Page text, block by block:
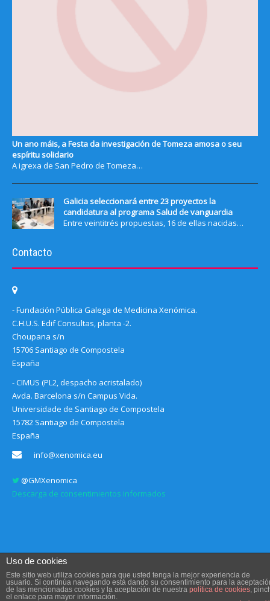
Un ano máis, a Festa da investigación de Tomeza amosa o seu
espíritu solidario
A igrexa de San Pedro de Tomeza…
Galicia seleccionará entre 23 proyectos la
candidatura al programa Salud de vanguardia
Entre veintitrés propuestas, 16 de ellas nacidas…
Contacto
- Fundación Pública Galega de Medicina Xenómica.
C.H.U.S. Edif Consultas, planta -2.
Choupana s/n
15706 Santiago de Compostela
España
- CIMUS (PL2, despacho acristalado)
Avda. Barcelona s/n Campus Vida.
Universidade de Santiago de Compostela
15782 Santiago de Compostela
España
info@xenomica.eu
@GMXenomica
Descarga de consentimientos informados
Aviso legal, Condiciones de uso y Política de privacidad
Uso de cookies
Este sitio web utiliza cookies para que usted tenga la mejor experiencia de
usuario. Si continúa navegando está dando su consentimiento para la
de las mencionadas cookies y la aceptación de nuestra política de cookies,
el enlace para mayor información.